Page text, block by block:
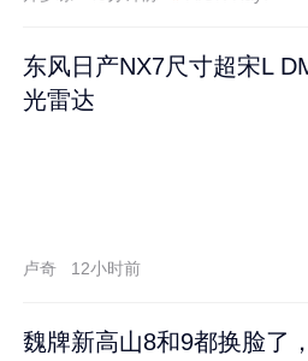
东风日产NX7尺寸超宋L
光雷达
卢奇 12小时前
魏牌新高山8和9都换脸了